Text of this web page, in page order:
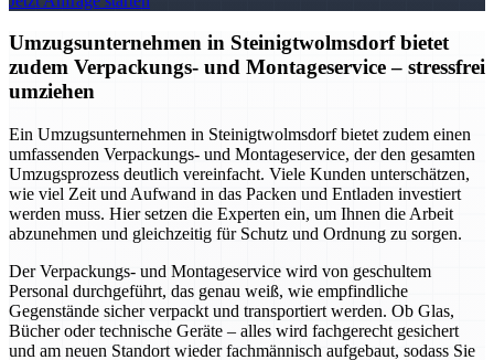
Umzugsunternehmen in Steinigtwolmsdorf bietet
zudem Verpackungs- und Montageservice – stressfrei
umziehen
Ein Umzugsunternehmen in Steinigtwolmsdorf bietet zudem einen
umfassenden Verpackungs- und Montageservice, der den gesamten
Umzugsprozess deutlich vereinfacht. Viele Kunden unterschätzen,
wie viel Zeit und Aufwand in das Packen und Entladen investiert
werden muss. Hier setzen die Experten ein, um Ihnen die Arbeit
abzunehmen und gleichzeitig für Schutz und Ordnung zu sorgen.
Der Verpackungs- und Montageservice wird von geschultem
Personal durchgeführt, das genau weiß, wie empfindliche
Gegenstände sicher verpackt und transportiert werden. Ob Glas,
Bücher oder technische Geräte – alles wird fachgerecht gesichert
und am neuen Standort wieder fachmännisch aufgebaut, sodass Sie